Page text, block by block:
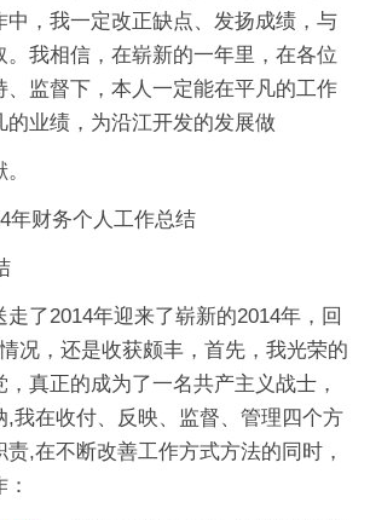
中，我一定改正缺点、发扬成绩，与
。我相信，在崭新的一年里，在各位
、监督下，本人一定能在平凡的工作
的业绩，为沿江开发的发展做
年财务个人工作总结
走了2014年迎来了崭新的2014年，回
况，还是收获颇丰，首先，我光荣的
真正的成为了一名共产主义战士，
,我在收付、反映、监督、管理四个方
,在不断改善工作方式方法的同时，